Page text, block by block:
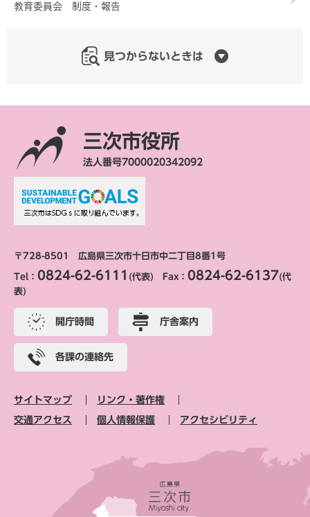
教育委員会 制度・報告
見つからないときは
三次市役所
法人番号7000020342092
〒728-8501 広島県三次市十日市中二丁目8番1号
Tel： 0824-62-6111 (代表) Fax： 0824-62-6137(代
表)
開庁時間 庁舎案内
各課の連絡先
サイトマップ リンク・著作権
交通アクセス 個人情報保護 アクセシビリティ